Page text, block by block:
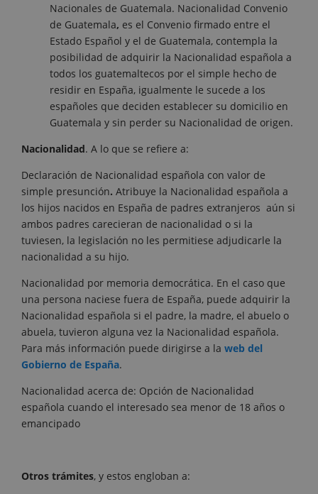
Nacionales de Guatemala. Nacionalidad Convenio
de Guatemala, es el Convenio firmado entre el
Estado Español y el de Guatemala, contempla la
posibilidad de adquirir la Nacionalidad española a
todos los guatemaltecos por el simple hecho de
residir en España, igualmente le sucede a los
españoles que deciden establecer su domicilio en
Guatemala y sin perder su Nacionalidad de origen.
Nacionalidad. A lo que se refiere a:
Declaración de Nacionalidad española con valor de
simple presunción. Atribuye la Nacionalidad española a
los hijos nacidos en España de padres extranjeros aún si
ambos padres carecieran de nacionalidad o si la
tuviesen, la legislación no les permitiese adjudicarle la
nacionalidad a su hijo.
Nacionalidad por memoria democrática. En el caso que
una persona naciese fuera de España, puede adquirir la
Nacionalidad española si el padre, la madre, el abuelo o
abuela, tuvieron alguna vez la Nacionalidad española.
Para más información puede dirigirse a la web del
Gobierno de España.
Nacionalidad acerca de: Opción de Nacionalidad
española cuando el interesado sea menor de 18 años o
emancipado
Otros trámites, y estos engloban a: